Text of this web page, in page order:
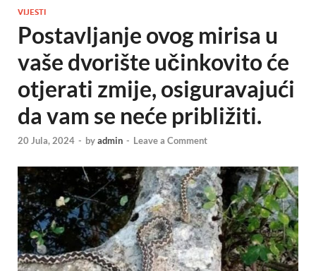
VIJESTI
Postavljanje ovog mirisa u
vaše dvorište učinkovito će
otjerati zmije, osiguravajući
da vam se neće približiti.
20 Jula, 2024 - byadmin - Leave a Comment